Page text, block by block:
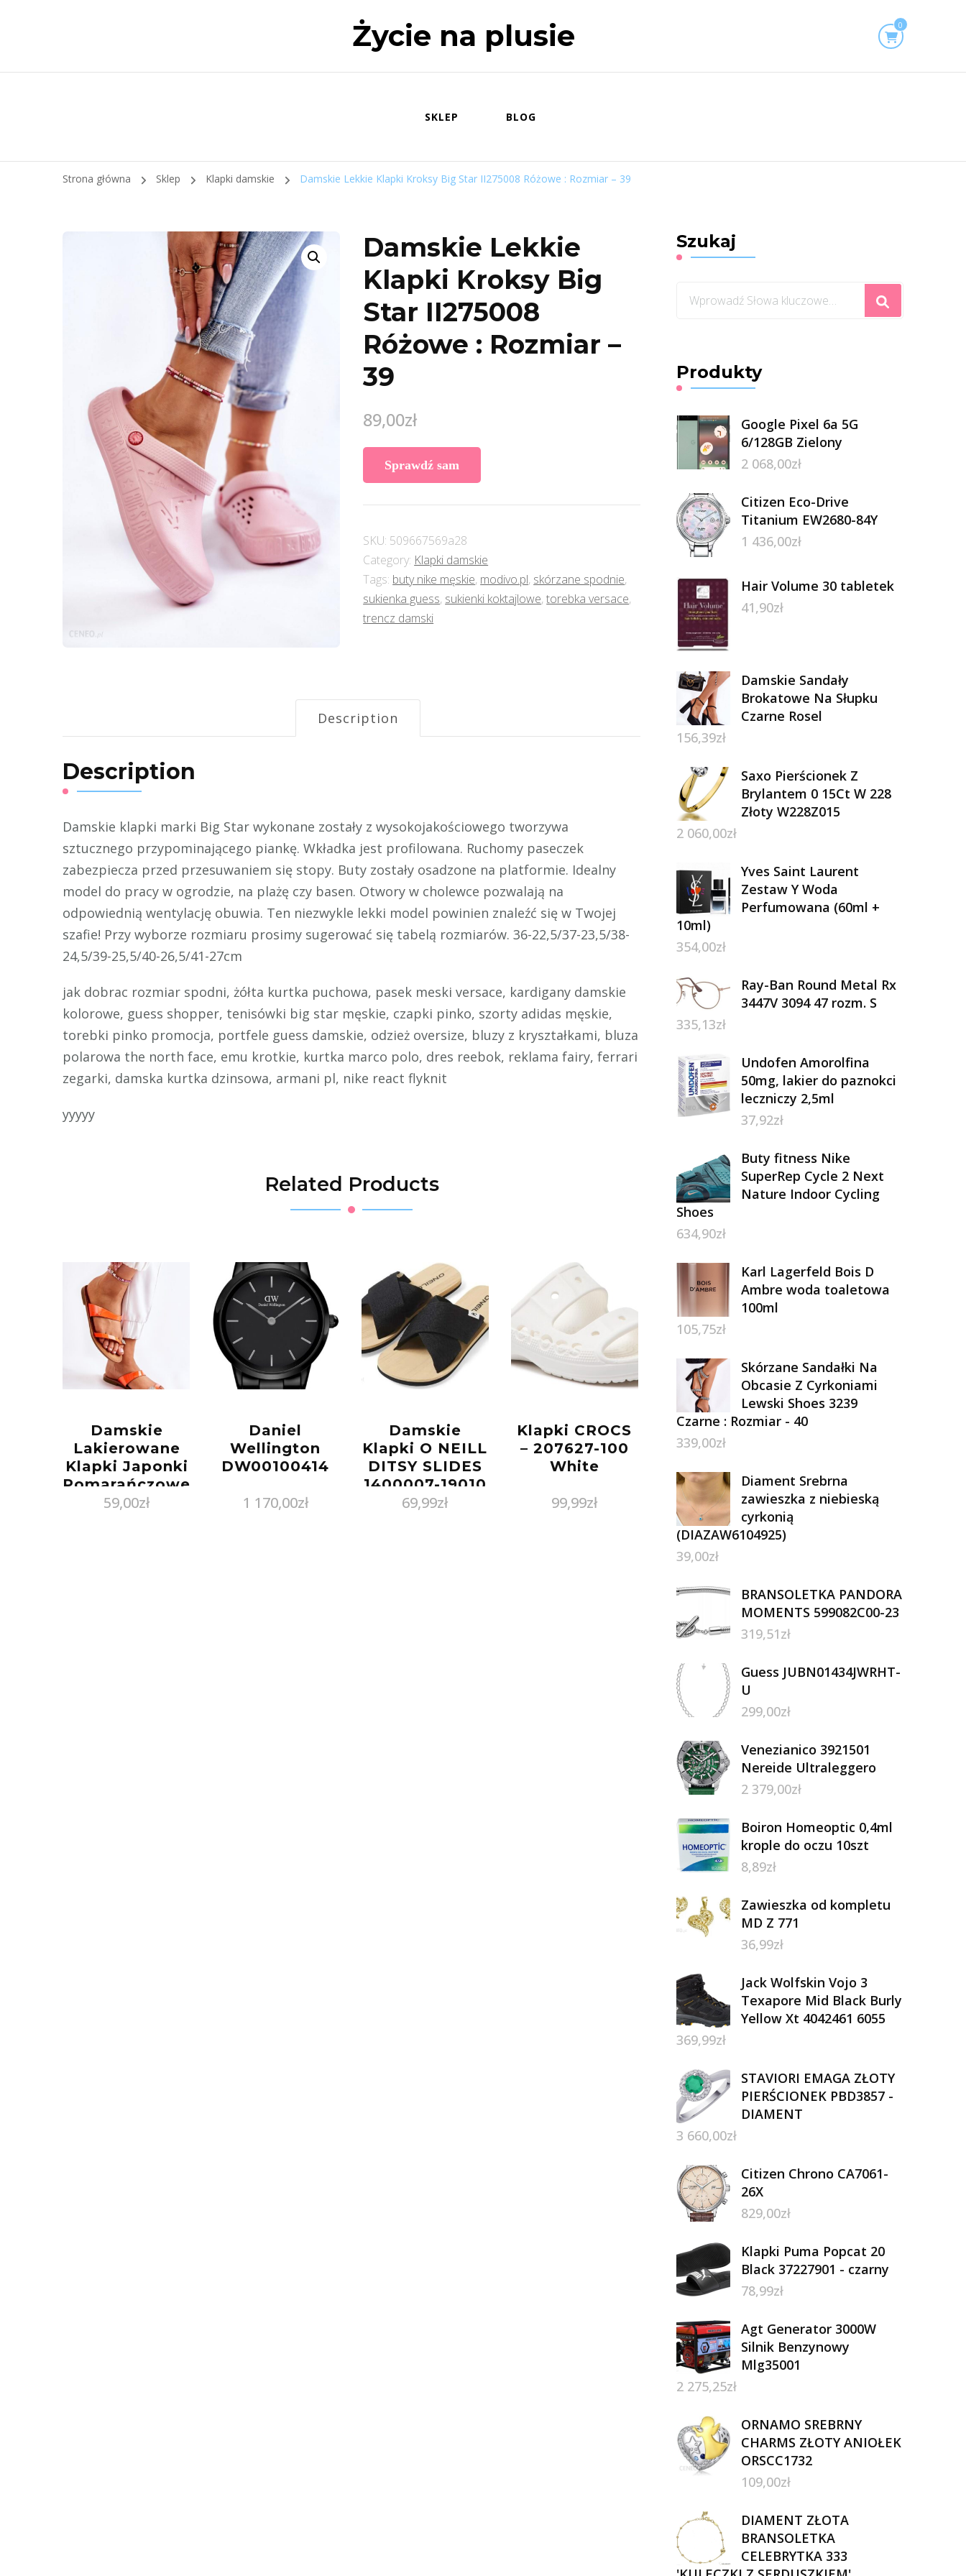
Życie na plusie 0
SKLEP BLOG
Strona główna Sklep Klapki damskie Damskie Lekkie Klapki Kroksy Big Star II275008 Różowe : Rozmiar – 39
Damskie Lekkie
Klapki Kroksy Big
Star II275008
Różowe : Rozmiar –
39
89,00zł
Sprawdź sam
SKU: 509667569a28
Category: Klapki damskie
Tags: buty nike męskie, modivo.pl, skórzane spodnie,
sukienka guess, sukienki koktajlowe,torebka versace,
trencz damski
Description
Description
Damskie klapki marki Big Star wykonane zostały z wysokojakościowego tworzywa
sztucznego przypominającego piankę. Wkładka jest profilowana. Ruchomy paseczek
zabezpiecza przed przesuwaniem się stopy. Buty zostały osadzone na platformie. Idealny
model do pracy w ogrodzie, na plażę czy basen. Otwory w cholewce pozwalają na
odpowiednią wentylację obuwia. Ten niezwykle lekki model powinien znaleźć się w Twojej
szafie! Przy wyborze rozmiaru prosimy sugerować się tabelą rozmiarów. 36-22,5/37-23,5/38-
24,5/39-25,5/40-26,5/41-27cm
jak dobrac rozmiar spodni, żółta kurtka puchowa, pasek meski versace, kardigany damskie
kolorowe, guess shopper, tenisówki big star męskie, czapki pinko, szorty adidas męskie,
torebki pinko promocja, portfele guess damskie, odzież oversize, bluzy z kryształkami, bluza
polarowa the north face, emu krotkie, kurtka marco polo, dres reebok, reklama fairy, ferrari
zegarki, damska kurtka dzinsowa, armani pl, nike react flyknit
yyyyy
Related Products
Damskie
Lakierowane
Klapki Japonki
Pomarańczowe
Jimena :
59,00zł
Daniel
Wellington
DW00100414
1 170,00zł
Damskie
Klapki O NEILL
DITSY SLIDES
1400007-19010
69,99zł
Klapki CROCS
– 207627-100
White
99,99zł
Szukaj
Szukasz
Produkty
Google Pixel 6a 5G
6/128GB Zielony
2 068,00zł
Citizen Eco-Drive
Titanium EW2680-84Y
1 436,00zł
Hair Volume 30 tabletek
41,90zł
Damskie Sandały
Brokatowe Na Słupku
Czarne Rosel
156,39zł
Saxo Pierścionek Z
Brylantem 0 15Ct W 228
Złoty W228Z015
2 060,00zł
Yves Saint Laurent
Zestaw Y Woda
Perfumowana (60ml +
10ml)
354,00zł
Ray-Ban Round Metal Rx
3447V 3094 47 rozm. S
335,13zł
Undofen Amorolfina
50mg, lakier do paznokci
leczniczy 2,5ml
37,92zł
Buty fitness Nike
SuperRep Cycle 2 Next
Nature Indoor Cycling
Shoes
634,90zł
Karl Lagerfeld Bois D
Ambre woda toaletowa
100ml
105,75zł
Skórzane Sandałki Na
Obcasie Z Cyrkoniami
Lewski Shoes 3239
Czarne : Rozmiar - 40
339,00zł
Diament Srebrna
zawieszka z niebieską
cyrkonią
(DIAZAW6104925)
39,00zł
BRANSOLETKA PANDORA
MOMENTS 599082C00-23
319,51zł
Guess JUBN01434JWRHT-
U
299,00zł
Venezianico 3921501
Nereide Ultraleggero
2 379,00zł
Boiron Homeoptic 0,4ml
krople do oczu 10szt
8,89zł
Zawieszka od kompletu
MD Z 771
36,99zł
Jack Wolfskin Vojo 3
Texapore Mid Black Burly
Yellow Xt 4042461 6055
369,99zł
STAVIORI EMAGA ZŁOTY
PIERŚCIONEK PBD3857 -
DIAMENT
3 660,00zł
Citizen Chrono CA7061-
26X
829,00zł
Klapki Puma Popcat 20
Black 37227901 - czarny
78,99zł
Agt Generator 3000W
Silnik Benzynowy
Mlg35001
2 275,25zł
ORNAMO SREBRNY
CHARMS ZŁOTY ANIOŁEK
ORSCC1732
109,00zł
DIAMENT ZŁOTA
BRANSOLETKA
CELEBRYTKA 333